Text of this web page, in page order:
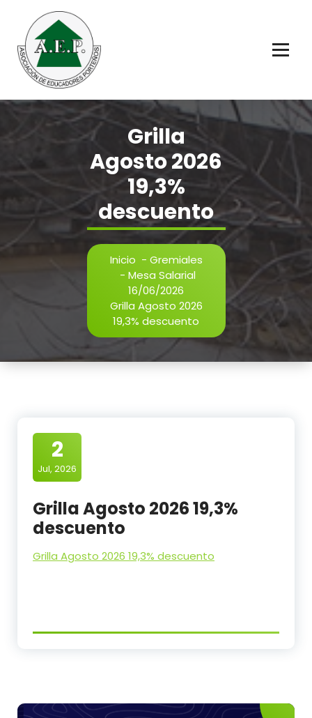
contenido
Grilla
Agosto 2026
19,3%
descuento
Inicio - Gremiales
- Mesa Salarial
16/06/2026
Grilla Agosto 2026
19,3% descuento
2
Jul, 2026
Grilla Agosto 2026 19,3%
descuento
Grilla Agosto 2026 19,3% descuento